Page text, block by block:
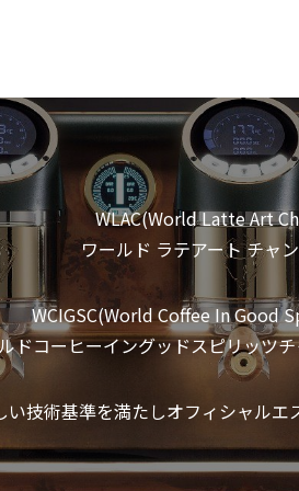
WLAC(World Latte Art
ワールド ラテアート チャ
WCIGSC(World Coffee In Good
ドコーヒーイングッドスピリッツ
い技術基準を満たしオフィシャルエ